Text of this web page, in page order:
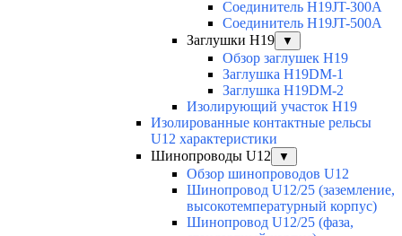
Соединитель H19JT-300A
Соединитель H19JT-500A
Заглушки H19
▼
Обзор заглушек H19
Заглушка H19DM-1
Заглушка H19DM-2
Изолирующий участок H19
Изолированные контактные рельсы
U12 характеристики
Шинопроводы U12
▼
Обзор шинопроводов U12
Шинопровод U12/25 (заземление,
высокотемпературный корпус)
Шинопровод U12/25 (фаза,